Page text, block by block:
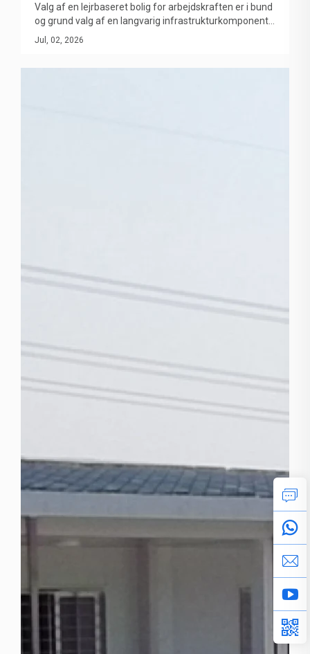
lejrbaserede bolig for arbejdskraften?
Valg af en lejrbaseret bolig for arbejdskraften er i bund
og grund valg af en langvarig infrastrukturkomponent i
et projektets menneskelige ressourcersystem. Denne
Jul, 02, 2026